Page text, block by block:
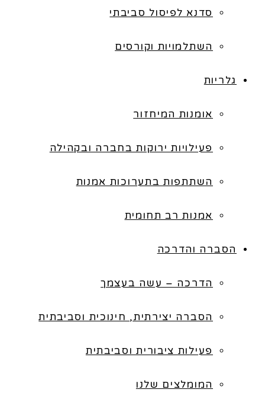
סדנא לפיסול סביבתי
השתלמויות וקורסים
גלריות
אומנות המיחזור
פעילויות ירוקות בחברה ובקהילה
השתתפות בתערוכות אמנות
אמנות רב תחומית
הסברה והדרכה
הדרכה – עשה בעצמך
הסברה יצירתית, חינוכית וסביבתית
פעילות ציבורית וסביבתית
המומלצים שלנו